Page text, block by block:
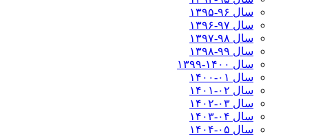
سال ۹۶-۱۳۹۵
سال ۹۷-۱۳۹۶
سال ۹۸-۱۳۹۷
سال ۹۹-۱۳۹۸‍
سال ۱۴۰۰-۱۳۹۹
سال ۰۱-۱۴۰۰
سال ۰۲-۱۴۰۱
سال ۰۳-۱۴۰۲
سال ۰۴-۱۴۰۳
سال ۰۵-۱۴۰۴